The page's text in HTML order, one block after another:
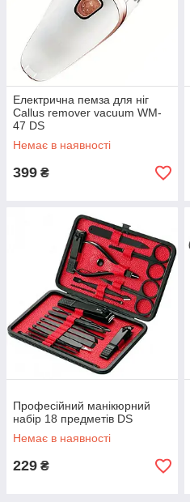
Електрична пемза для ніг
Callus remover vacuum WM-
47 DS
Немає в наявності
399 ₴
Професійний манікюрний
набір 18 предметів DS
Немає в наявності
229 ₴